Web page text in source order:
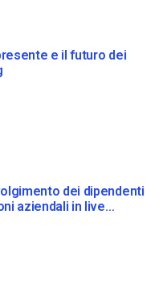
e il futuro dei
dei dipendenti
aziendali in live